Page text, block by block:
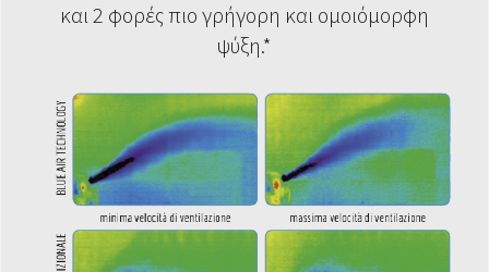
και 2 φορές πιο γρήγορη και ομοιόμορφη
ψύξη.*